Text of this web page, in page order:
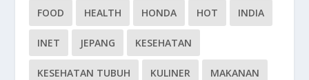
FOOD HEALTH HONDA HOT INDIA
INET JEPANG KESEHATAN
KESEHATAN TUBUH KULINER MAKANAN